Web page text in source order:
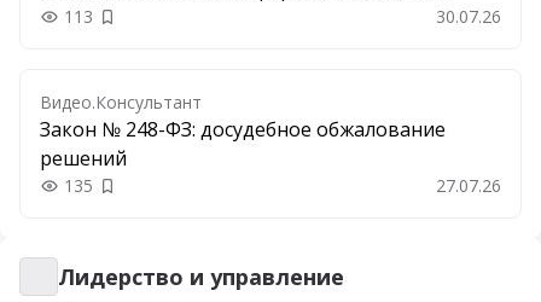
113 Добавить в закладки 30.07.26
Видео.Консультант
Закон № 248-ФЗ: досудебное обжалование
решений
135 Добавить в закладки 27.07.26
Лидерство и управление
Лидерство и управление